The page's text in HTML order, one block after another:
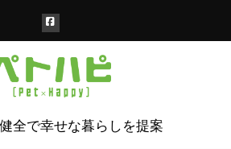
全で幸せな暮らしを提案